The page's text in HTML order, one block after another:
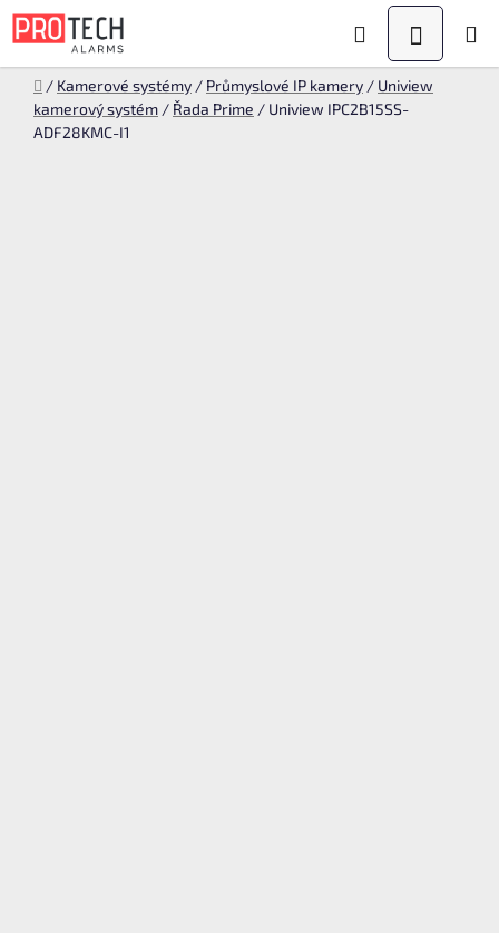
Přejít
na
Hledat
KOŠÍK
Domů
/ Kamerové systémy / Průmyslové IP kamery / Uniview
kamerový systém / Řada Prime / Uniview IPC2B15SS-
ADF28KMC-I1